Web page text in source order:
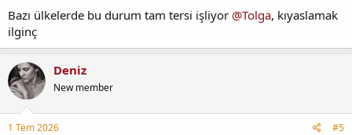
Bazı ülkelerde bu durum tam tersi işliyor @Tolga, kıyaslamak
ilginç
Deniz
New member
1 Tem 2026 #5